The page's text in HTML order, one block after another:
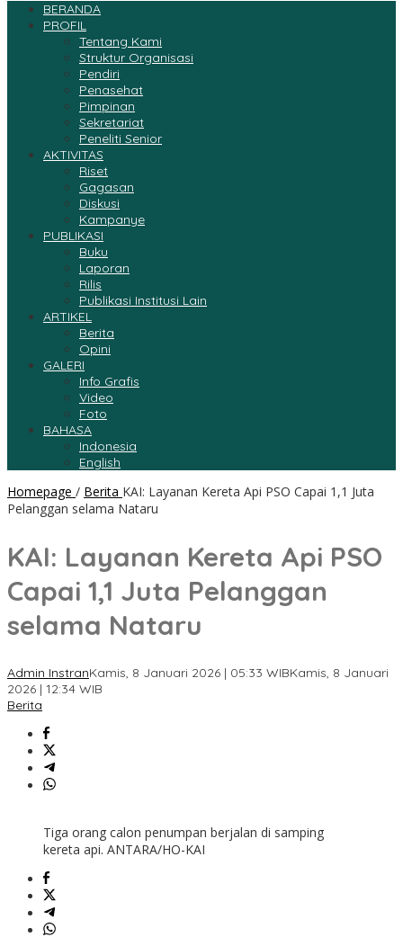
BERANDA
PROFIL
Tentang Kami
Struktur Organisasi
Pendiri
Penasehat
Pimpinan
Sekretariat
Peneliti Senior
AKTIVITAS
Riset
Gagasan
Diskusi
Kampanye
PUBLIKASI
Buku
Laporan
Rilis
Publikasi Institusi Lain
ARTIKEL
Berita
Opini
GALERI
Info Grafis
Video
Foto
BAHASA
Indonesia
English
Homepage / Berita KAI: Layanan Kereta Api PSO Capai 1,1 Juta
Pelanggan selama Nataru
KAI: Layanan Kereta Api PSO
Capai 1,1 Juta Pelanggan
selama Nataru
Admin InstranKamis, 8 Januari 2026 | 05:33 WIBKamis, 8 Januari
2026 | 12:34 WIB
Berita
Tiga orang calon penumpan berjalan di samping
kereta api. ANTARA/HO-KAI